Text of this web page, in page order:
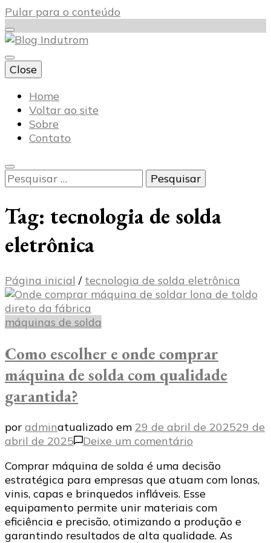
Pular para o conteúdo
Blog Indutrom
Close
Home
Voltar ao site
Sobre
Contato
Pesquisar
por:
Tag: tecnologia de solda
eletrônica
Página inicial / tecnologia de solda eletrônica
máquinas de solda
Como escolher e onde comprar
máquina de solda com qualidade
garantida?
por adminatualizado em 29 de abril de 202529 de
abril de 2025
Deixe um comentário
escolher
e
onde
comprar
máquina
de
Comprar máquina de solda é uma decisão
estratégica para empresas que atuam com lonas,
vinis, capas e brinquedos infláveis. Esse
equipamento permite unir materiais com
eficiência e precisão, otimizando a produção e
garantindo resultados de alta qualidade. As